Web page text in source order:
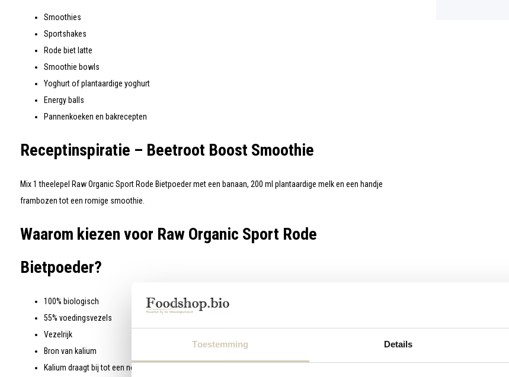
Toestemming Details
Smoothies
Sportshakes
Rode biet latte
Smoothie bowls
Yoghurt of plantaardige yoghurt
Energy balls
Pannenkoeken en bakrecepten
Receptinspiratie – Beetroot Boost Smoothie
Mix 1 theelepel Raw Organic Sport Rode Bietpoeder met een banaan, 200 ml plantaardige melk en een handje
frambozen tot een romige smoothie.
Waarom kiezen voor Raw Organic Sport Rode
Bietpoeder?
100% biologisch
55% voedingsvezels
Vezelrijk
Bron van kalium
Kalium draagt bij tot een normale werking van de spieren